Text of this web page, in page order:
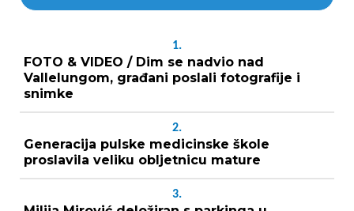
1.
FOTO & VIDEO / Dim se nadvio nad
Vallelungom, građani poslali fotografije i
snimke
2.
Generacija pulske medicinske škole
proslavila veliku obljetnicu mature
3.